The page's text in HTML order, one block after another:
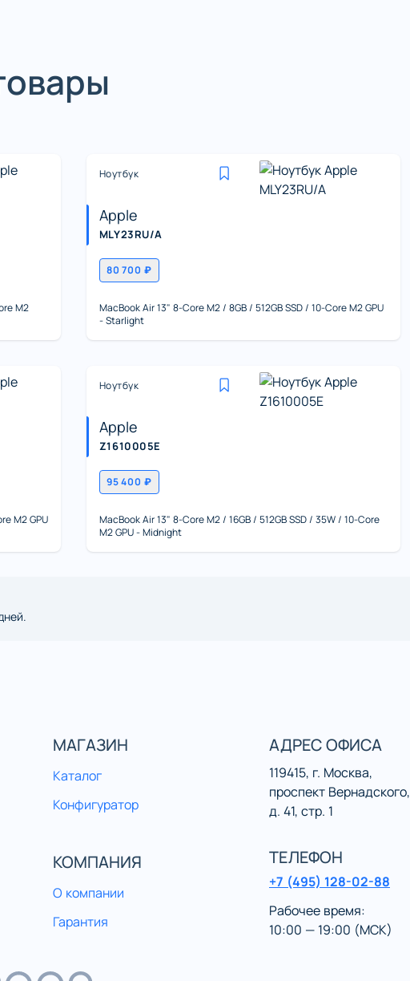
M2
Ноутбук
Apple
MLY23RU/A
80 700 ₽
MacBook Air 13" 8-Core M2 / 8GB / 512GB SSD / 10-Core M2 GPU
- Starlight
M2 GPU
Ноутбук
Apple
Z1610005E
95 400 ₽
MacBook Air 13" 8-Core M2 / 16GB / 512GB SSD / 35W / 10-Core
M2 GPU - Midnight
МАГАЗИН
Каталог
Конфигуратор
КОМПАНИЯ
О компании
Гарантия
АДРЕС ОФИСА
119415, г. Москва,
проспект Вернадского,
д. 41, стр. 1
ТЕЛЕФОН
+7 (495) 128-02-88
Рабочее время:
10:00 — 19:00 (МСК)